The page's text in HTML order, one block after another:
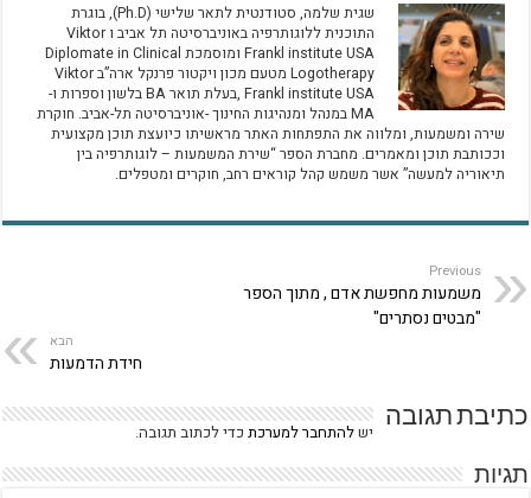
שגית שלמה, סטודנטית לתאר שלישי (Ph.D), בוגרת
התוכנית ללוגותרפיה באוניברסיטה תל אביב ו Viktor
Frankl institute USA ומוסמכת Diplomate in Clinical
Logotherapy מטעם מכון ויקטור פרנקל ארה”ב Viktor
Frankl institute USA ,​בעלת תואר BA בלשון וספרות ו-
MA במנהל ומנהיגות החינוך -אוניברסיטה תל-אביב. חוקרת
שירה ומשמעות, ומלווה את התפתחות האתר מראשיתו כיועצת תוכן מקצועית
וככותבת תוכן ומאמרים. ​מחברת הספר “שירת המשמעות – לוגותרפיה בין
תיאוריה למעשה” אשר משמש קהל קוראים רחב, חוקרים ומטפלים.
Previous
משמעות מחפשת אדם , מתוך הספר
"מבטים נסתרים"
הבא
חידת הדמעות
כתיבת תגובה
ישלהתחבר למערכת כדי לכתוב תגובה.
תגיות